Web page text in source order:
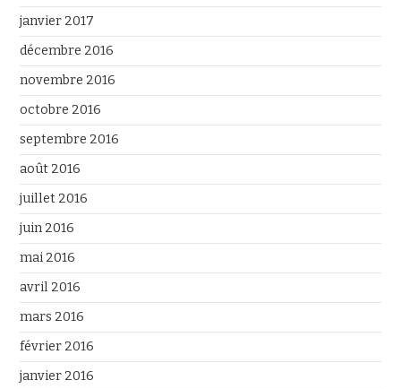
janvier 2017
décembre 2016
novembre 2016
octobre 2016
septembre 2016
août 2016
juillet 2016
juin 2016
mai 2016
avril 2016
mars 2016
février 2016
janvier 2016